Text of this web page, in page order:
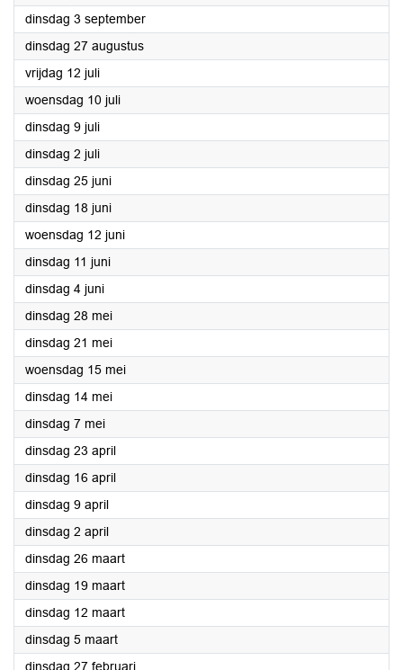
dinsdag 3 september2024
dinsdag 27 augustus2024
vrijdag 12 juli2024
woensdag 10 juli2024
dinsdag 9 juli2024
dinsdag 2 juli2024
dinsdag 25 juni2024
dinsdag 18 juni2024
woensdag 12 juni2024
dinsdag 11 juni2024
dinsdag 4 juni2024
dinsdag 28 mei2024
dinsdag 21 mei2024
woensdag 15 mei2024
dinsdag 14 mei2024
dinsdag 7 mei2024
dinsdag 23 april2024
dinsdag 16 april2024
dinsdag 9 april2024
dinsdag 2 april2024
dinsdag 26 maart2024
dinsdag 19 maart2024
dinsdag 12 maart2024
dinsdag 5 maart2024
dinsdag 27 februari2024